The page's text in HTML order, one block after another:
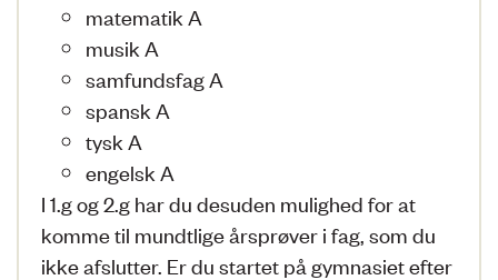
matematik A
musik A
samfundsfag A
spansk A
tysk A
engelsk A
I 1.g og 2.g har du desuden mulighed for at
komme til mundtlige årsprøver i fag, som du
ikke afslutter. Er du startet på gymnasiet efter